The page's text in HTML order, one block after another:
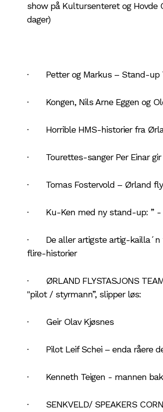
show på Kultursenteret og Hovde
dager)
· Petter og Markus – Stand-up
· Kongen, Nils Arne Eggen og
· Horrible HMS-historier fra
· Tourettes-sanger Per Einar gir
· Tomas Fostervold – Ørland
· Ku-Ken med ny stand-up: ” -
· De aller artigste artig-kailla´n
flire-historier
· ØRLAND FLYSTASJONS
"pilot / styrmann”, slipper løs:
· Geir Olav Kjøsnes
· Pilot Leif Schei – enda råere
· Kenneth Teigen - mannen bak
· SENKVELD/ SPEAKERS